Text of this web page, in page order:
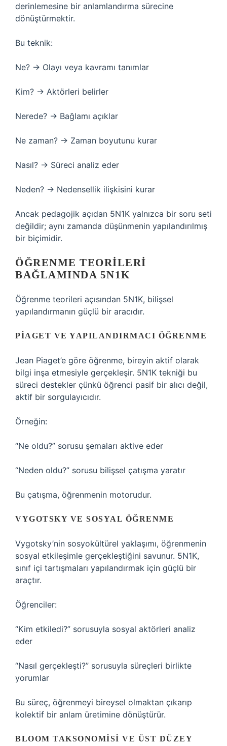
derinlemesine bir anlamlandırma sürecine
dönüştürmektir.
Bu teknik:
Ne? → Olayı veya kavramı tanımlar
Kim? → Aktörleri belirler
Nerede? → Bağlamı açıklar
Ne zaman? → Zaman boyutunu kurar
Nasıl? → Süreci analiz eder
Neden? → Nedensellik ilişkisini kurar
Ancak pedagojik açıdan 5N1K yalnızca bir soru seti
değildir; aynı zamanda düşünmenin yapılandırılmış
bir biçimidir.
ÖĞRENME TEORILERI
BAĞLAMINDA 5N1K
Öğrenme teorileri açısından 5N1K, bilişsel
yapılandırmanın güçlü bir aracıdır.
PIAGET VE YAPILANDIRMACI ÖĞRENME
Jean Piaget’e göre öğrenme, bireyin aktif olarak
bilgi inşa etmesiyle gerçekleşir. 5N1K tekniği bu
süreci destekler çünkü öğrenci pasif bir alıcı değil,
aktif bir sorgulayıcıdır.
Örneğin:
“Ne oldu?” sorusu şemaları aktive eder
“Neden oldu?” sorusu bilişsel çatışma yaratır
Bu çatışma, öğrenmenin motorudur.
VYGOTSKY VE SOSYAL ÖĞRENME
Vygotsky’nin sosyokültürel yaklaşımı, öğrenmenin
sosyal etkileşimle gerçekleştiğini savunur. 5N1K,
sınıf içi tartışmaları yapılandırmak için güçlü bir
araçtır.
Öğrenciler:
“Kim etkiledi?” sorusuyla sosyal aktörleri analiz
eder
“Nasıl gerçekleşti?” sorusuyla süreçleri birlikte
yorumlar
Bu süreç, öğrenmeyi bireysel olmaktan çıkarıp
kolektif bir anlam üretimine dönüştürür.
BLOOM TAKSONOMISI VE ÜST DÜZEY